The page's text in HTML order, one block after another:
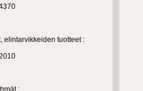
elintarvikkeiden tuotteet :
: